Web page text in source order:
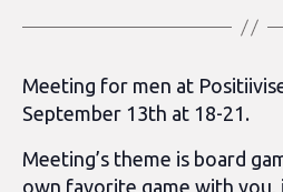
Meeting for men at
September 13th at 18-21.
Meeting’s theme is board
own favorite game with you,